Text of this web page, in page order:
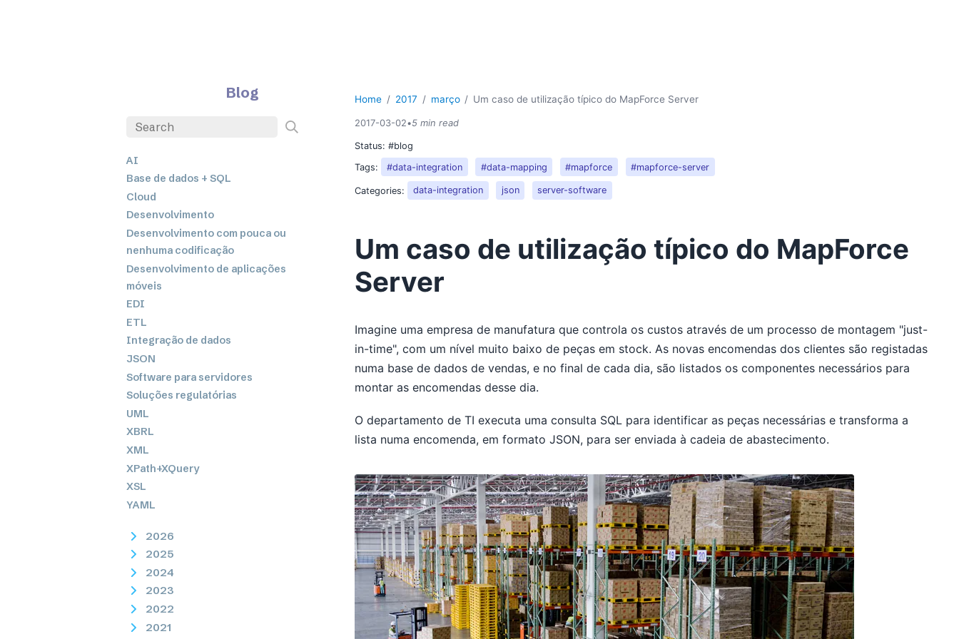
Blog
AI
Base de dados + SQL
Cloud
Desenvolvimento
Desenvolvimento com pouca ou
nenhuma codificação
Desenvolvimento de aplicações
móveis
EDI
ETL
Integração de dados
JSON
Software para servidores
Soluções regulatórias
UML
XBRL
XML
XPath+XQuery
XSL
YAML
2026
2025
2024
2023
2022
2021
Home 2017 março Um caso de utilização típico do MapForce Server
2017-03-02•5 min read
Status:#blog
Tags:
#data-integration #data-mapping #mapforce #mapforce-server
Categories: data-integration json server-software
Um caso de utilização típico do MapForce
Server
Imagine uma empresa de manufatura que controla os custos através de um processo de montagem "just-
in-time", com um nível muito baixo de peças em stock. As novas encomendas dos clientes são registadas
numa base de dados de vendas, e no final de cada dia, são listados os componentes necessários para
montar as encomendas desse dia.
O departamento de TI executa uma consulta SQL para identificar as peças necessárias e transforma a
lista numa encomenda, em formato JSON, para ser enviada à cadeia de abastecimento.